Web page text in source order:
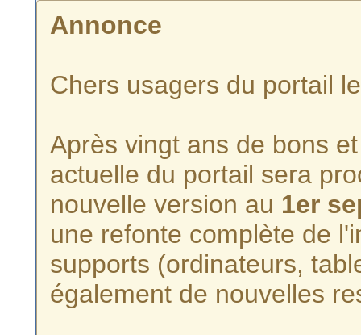
Annonce
Chers usagers du portail
Après vingt ans de bons
actuelle du portail sera
nouvelle version au 1er
une refonte complète de
supports (ordinateurs,
également de nouvelles